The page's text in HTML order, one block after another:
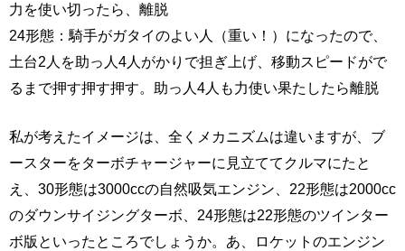
力を使い切ったら、離脱
24形態：騎手がガタイのよい人（重い！）になったので、
土台2人を助っ人4人がかりで担ぎ上げ、移動スピードがで
るまで押す押す押す。助っ人4人も力使い果たしたら離脱
私が考えたイメージは、全くメカニズムは違いますが、ブ
ースターをターボチャージャーに見立ててクルマにたと
え、30形態は3000ccの自然吸気エンジン、22形態は2000cc
のダウンサイジングターボ、24形態は22形態のツインター
ボ版といったところでしょうか。あ、ロケットのエンジン